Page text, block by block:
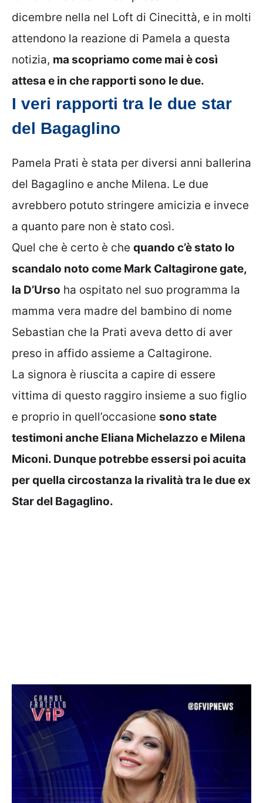
dicembre nella nel Loft di Cinecittà, e in molti
attendono la reazione di Pamela a questa
notizia, ma scopriamo come mai è così
attesa e in che rapporti sono le due.
I veri rapporti tra le due star
del Bagaglino
Pamela Prati è stata per diversi anni ballerina
del Bagaglino e anche Milena. Le due
avrebbero potuto stringere amicizia e invece
a quanto pare non è stato così.
Quel che è certo è che quando c’è stato lo
scandalo noto come Mark Caltagirone gate,
la D’Urso ha ospitato nel suo programma la
mamma vera madre del bambino di nome
Sebastian che la Prati aveva detto di aver
preso in affido assieme a Caltagirone.
La signora è riuscita a capire di essere
vittima di questo raggiro insieme a suo figlio
e proprio in quell’occasione sono state
testimoni anche Eliana Michelazzo e Milena
Miconi. Dunque potrebbe essersi poi acuita
per quella circostanza la rivalità tra le due ex
Star del Bagaglino.